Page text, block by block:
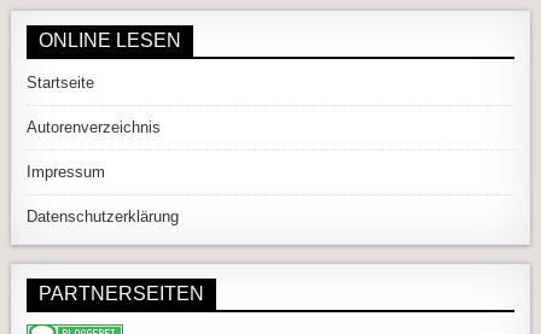
ONLINE LESEN
Startseite
Autorenverzeichnis
Impressum
Datenschutzerklärung
PARTNERSEITEN